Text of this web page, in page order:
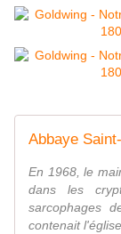
Abbaye
En 1968, le
dans les
sarcophages
contenait